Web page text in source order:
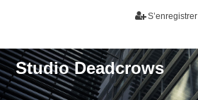
S’enregistrer
Studio Deadcrows